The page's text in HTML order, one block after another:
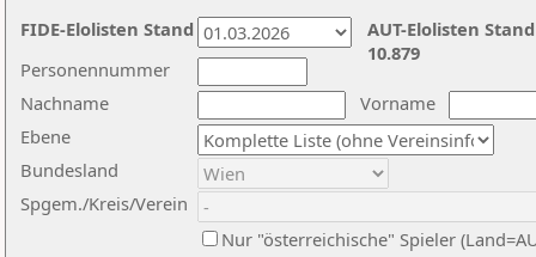
Nachname
Vorname
Ebene
Personennummer
Bundesland
Spgem./Kreis/Verein
Nur "österreichische" Spieler
AUT-Elolisten
10.879
FIDE-Elolisten Stand